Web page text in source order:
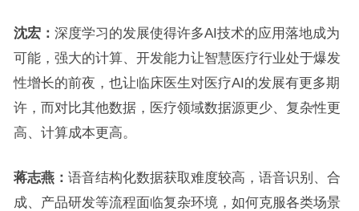
沈宏： 深度学习的发展使得许多AI技术的应用落地成为
可能，强大的计算、开发能力让智慧医疗行业处于爆发
性增长的前夜，也让临床医生对医疗AI的发展有更多期
许，而对比其他数据，医疗领域数据源更少、复杂性更
高、计算成本更高。
蒋志燕： 语音结构化数据获取难度较高，语音识别、合
成、产品研发等流程面临复杂环境，如何克服各类场景